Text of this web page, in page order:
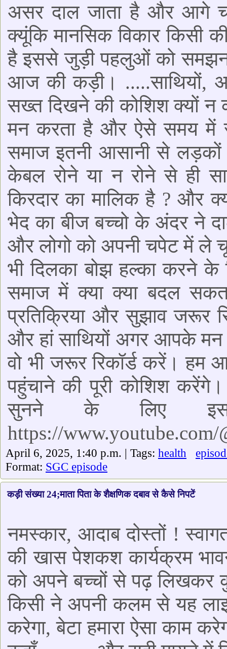
असर दाल जाता है और आगे
क्यूंकि मानसिक विकार किसी
है इससे जुड़ी पहलुओं को
आज की कड़ी। .....साथियों,
सख्त दिखने की कोशिश क्यों न
मन करता है और ऐसे समय में
समाज इतनी आसानी से लड़कों
केबल रोने या न रोने से ही
किरदार का मालिक है ? और
भेद का बीज बच्चो के अंदर ने
और लोगो को अपनी चपेट में ले
भी दिलका बोझ हल्का करने के
समाज में क्या क्या बदल
प्रतिक्रिया और सुझाव जरूर
और हां साथियों अगर आपके
वो भी जरूर रिकॉर्ड करें।
पहुंचाने की पूरी कोशिश
सुनने के लिए
https://www.youtube.com/
April 6, 2025, 1:40 p.m. | Tags: health
Format: SGC episode
कड़ी संख्या 24;माता पिता के शैक्षणिक दबाव से कैसे निपटें
नमस्कार, आदाब दोस्तों !
की खास पेशकश कार्यक्रम
को अपने बच्चों से पढ़ लिखकर
किसी ने अपनी कलम से यह
करेगा, बेटा हमारा ऐसा काम